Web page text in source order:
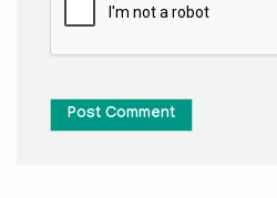
Post Comment